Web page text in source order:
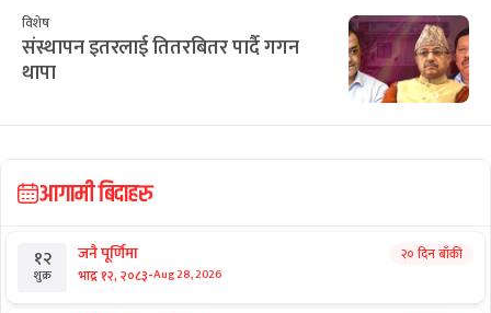
विशेष
संस्थापन इतरलाई तितरबितर पार्दै गगन
थापा
आगामी बिदाहरु
१२
शुक्र
जनै पूर्णिमा
भाद्र १२, २०८३-Aug 28, 2026
२० दिन बाँकी